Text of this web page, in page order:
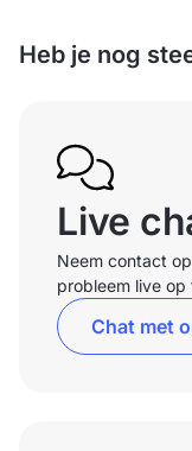
Heb je nog
Live
Neem contact
probleem live op
Chat met